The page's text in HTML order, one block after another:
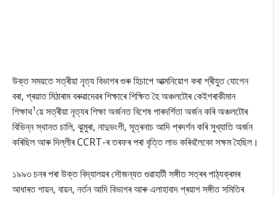
উক্ত সময়তে সত্ৰীয়া নৃত্য বিভাগৰ গুৰু হিচাপে আত্মনিয়োগ কৰা শ্ৰীযুত যোগেন
বৰা, প্ৰয়াত মিঠাৰাম বৰুৱাদেৱৰ শিক্ষাৰে শিক্ষিত হৈ অঞ্চলটোৰ কেইগৰাকীমান
শিক্ষাথ¹য়ে সত্ৰীয়া নৃত্যৰ শিক্ষা অৰ্জনত বিশেষ পাৰদৰ্শিতা অৰ্জন কৰি অঞ্চলটোৰ
বিভিন্ন স্থানত চালি, ঝুমুৰা, নাদুভংগী, সূত্ৰনাচ আদি প্ৰদৰ্শন কৰি সুখ্যাতি অৰ্জন
কৰিছিল আৰু দিল্লীৰ CCRT-ৰ তৰফৰ পৰা বৃত্তি লাভ কৰিবলৈকো সক্ষম হৈছিল।
১৯৯৩ চনৰ পৰা উক্ত বিদ্যালয়ৰ সৌজন্যত গুৱাহাটী সঙ্গীত সত্ৰৰ পাঠ্যক্ৰমৰ
আধাৰত গায়ন, বায়ন, নৰ্তন আদি বিভাগৰ আৰু এলাহাবাদ প্ৰয়াগ সঙ্গীত সমিতিৰ